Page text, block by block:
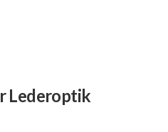
Lederoptik